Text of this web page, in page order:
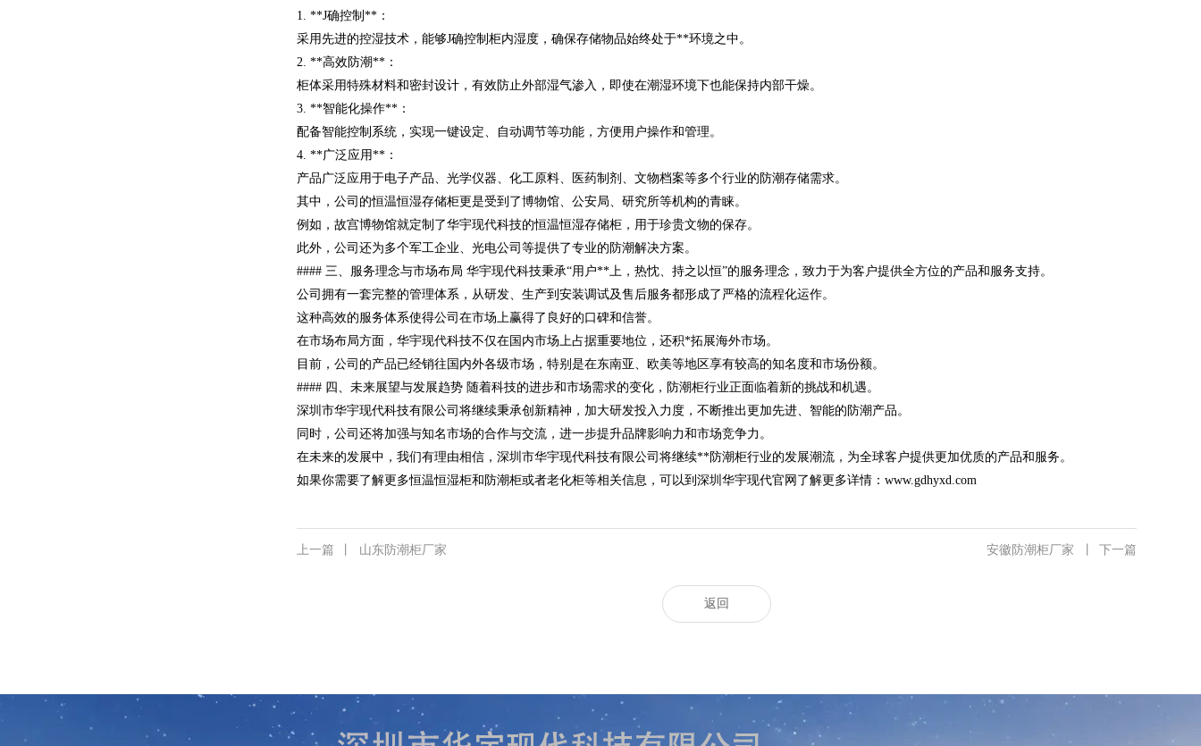
1. **J确控制**：
采用先进的控湿技术，能够J确控制柜内湿度，确保存储物品始终处于**环境之中。
2. **高效防潮**：
柜体采用特殊材料和密封设计，有效防止外部湿气渗入，即使在潮湿环境下也能保持内部干燥。
3. **智能化操作**：
配备智能控制系统，实现一键设定、自动调节等功能，方便用户操作和管理。
4. **广泛应用**：
产品广泛应用于电子产品、光学仪器、化工原料、医药制剂、文物档案等多个行业的防潮存储需求。
其中，公司的恒温恒湿存储柜更是受到了博物馆、公安局、研究所等机构的青睐。
例如，故宫博物馆就定制了华宇现代科技的恒温恒湿存储柜，用于珍贵文物的保存。
此外，公司还为多个军工企业、光电公司等提供了专业的防潮解决方案。
#### 三、服务理念与市场布局 华宇现代科技秉承“用户**上，热忱、持之以恒”的服务理念，致力于为客户提供全方位的产品和服务支持。
公司拥有一套完整的管理体系，从研发、生产到安装调试及售后服务都形成了严格的流程化运作。
这种高效的服务体系使得公司在市场上赢得了良好的口碑和信誉。
在市场布局方面，华宇现代科技不仅在国内市场上占据重要地位，还积*拓展海外市场。
目前，公司的产品已经销往国内外各级市场，特别是在东南亚、欧美等地区享有较高的知名度和市场份额。
#### 四、未来展望与发展趋势 随着科技的进步和市场需求的变化，防潮柜行业正面临着新的挑战和机遇。
深圳市华宇现代科技有限公司将继续秉承创新精神，加大研发投入力度，不断推出更加先进、智能的防潮产品。
同时，公司还将加强与知名市场的合作与交流，进一步提升品牌影响力和市场竞争力。
在未来的发展中，我们有理由相信，深圳市华宇现代科技有限公司将继续**防潮柜行业的发展潮流，为全球客户提供更加优质的产品和服务。
如果你需要了解更多恒温恒湿柜和防潮柜或者老化柜等相关信息，可以到深圳华宇现代官网了解更多详情： www.gdhyxd.com
上一篇 山东防潮柜厂家 下一篇
安徽防潮柜厂家
返回